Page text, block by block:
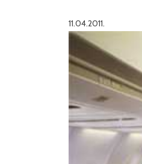
11.04.2011.